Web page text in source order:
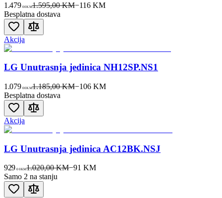
1.479 00KM1.595,00 KM−116KM
Besplatna dostava
Akcija
LG Unutrasnja jedinica NH12SP.NS1
1.079 00KM1.185,00 KM−106KM
Besplatna dostava
Akcija
LG Unutrasnja jedinica AC12BK.NSJ
929 00KM1.020,00 KM−91 KM
Samo 2 na stanju